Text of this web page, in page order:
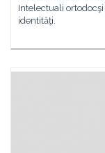
Intelectuali
identităţi.